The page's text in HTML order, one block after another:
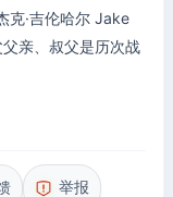
克·吉伦哈尔 Jake
亲、叔父是历次战
举报